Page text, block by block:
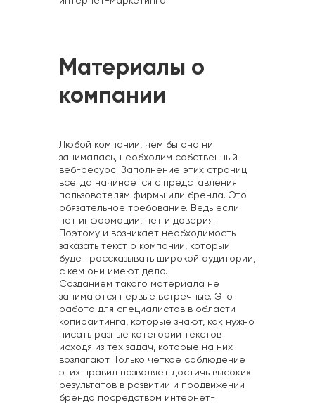
Материалы о
компании
Любой компании, чем бы она ни
занималась, необходим собственный
веб-ресурс. Заполнение этих страниц
всегда начинается с представления
пользователям фирмы или бренда. Это
обязательное требование. Ведь если
нет информации, нет и доверия.
Поэтому и возникает необходимость
заказать текст о компании, который
будет рассказывать широкой аудитории,
с кем они имеют дело.
Созданием такого материала не
занимаются первые встречные. Это
работа для специалистов в области
копирайтинга, которые знают, как нужно
писать разные категории текстов
исходя из тех задач, которые на них
возлагают. Только четкое соблюдение
этих правил позволяет достичь высоких
результатов в развитии и продвижении
бренда посредством интернет-